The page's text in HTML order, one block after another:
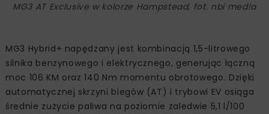
MG3 AT Exclusive w kolorze Hampstead, fot. nbi med!a
MG3 Hybrid+ napędzany jest kombinacją 1,5-litrowego
silnika benzynowego i elektrycznego, generując łączną
moc 106 KM oraz 140 Nm momentu obrotowego. Dzięki
automatycznej skrzyni biegów (AT) i trybowi EV osiąga
średnie zużycie paliwa na poziomie zaledwie 5,1 l/100